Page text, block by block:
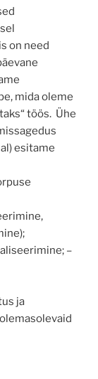
on need
mida oleme
töös. Ühe
esitame
–
ja